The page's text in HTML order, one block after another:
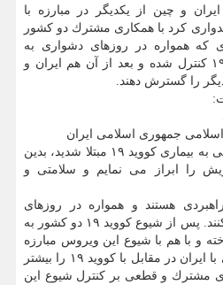
و چین از یكدیگر در مبارزه با
كرد با همكاری مشترك دو كشور
كه همواره در روزهای دشواری به
یكدیگر كمك می كنند، كوید ۱۹ كنترل شده و بعد از آن هم ایران و
را گسترش دهند.
جمهوری اسلامی ایران
متأسفانه آگاه شدم كه جنابعالی به بیماری كووید ۱۹ مبتلا شدید، بدین
را ابراز می نمایم و سلامتی و
هستند و همواره در روزهای
دشواری به یكدیگر كمك می كنند. پس از شیوع كووید ۱۹ دو كشور به
و با هم با شیوع این ویروس مبارزه
می كنند. مایل هستیم همكاری با ایران در مقابل با كووید ۱۹ را بیشتر
مشترك و قطعی بر كنترل شیوع این